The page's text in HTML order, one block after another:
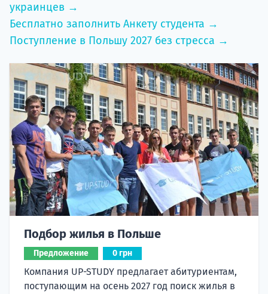
украинцев →
Бесплатно заполнить Анкету студента →
Поступление в Польшу 2027 без стресса →
Подбор жилья в Польше
Предложение 0 грн
Компания UP-STUDY предлагает абитуриентам,
поступающим на осень 2027 год поиск жилья в